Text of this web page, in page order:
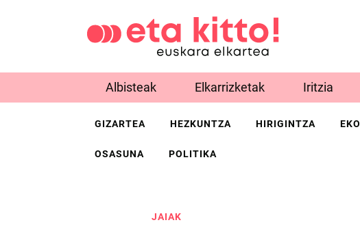
Albisteak Elkarrizketak Iritzia
GIZARTEA HEZKUNTZA HIRIGINTZA
OSASUNA POLITIKA
JAIAK